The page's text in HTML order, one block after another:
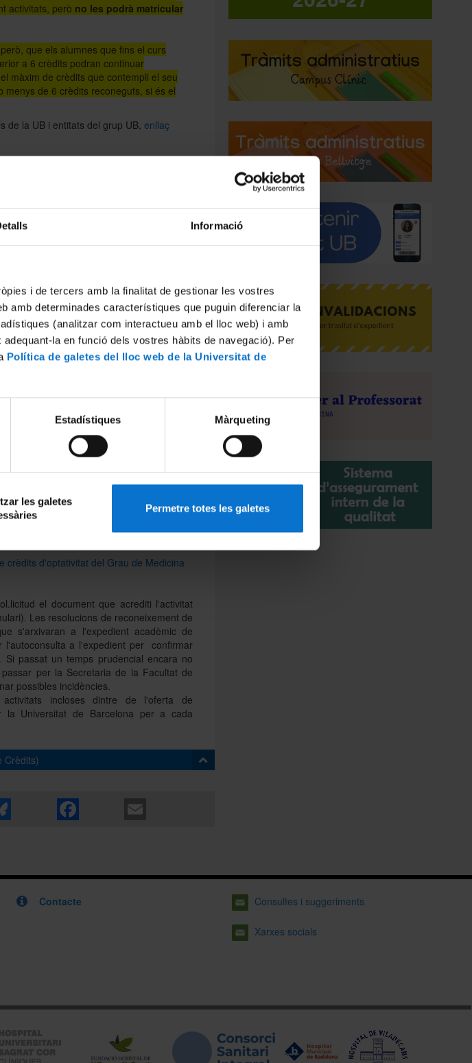
Informació
i de tercers amb la finalitat de gestionar les vostres
amb determinades característiques que puguin diferenciar la
(analitzar com interactueu amb el lloc web) i amb
la en funció dels vostres hàbits de navegació). Per
Política de galetes del lloc web de la Universitat de
Estadístiques Màrqueting
les galetes
Permetre totes les galetes
activitats, però no les podrà matricular
que els alumnes que fins el curs
a 6 crèdits podran continuar
màxim de crèdits que contempli el seu
menys de 6 crèdits reconeguts, si és el
de la UB i entitats del grup UB, enllaç
el reconeixement,
(JEMB)
i Medicina
en Anatomia (Programa ICE)
d’energia a través d’una aplicació mòbil
crèdits d'optativitat del Grau de Medicina
el document que acrediti l'activitat
Les resolucions de reconeixement de
s'arxivaran a l'expedient acadèmic de
a l'expedient per confirmar
passat un temps prudencial encara no
per la Secretaria de la Facultat de
possibles incidències.
incloses dintre de l'oferta de
la Universitat de Barcelona per a cada
Crèdits)
Contacte Consultes i suggeriments
Xarxes socials